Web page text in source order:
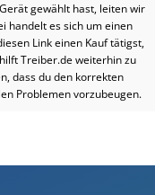
gewählt hast, leiten wir
handelt es sich um einen
Link einen Kauf tätigst,
Treiber.de weiterhin zu
dass du den korrekten
Problemen vorzubeugen.